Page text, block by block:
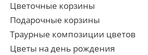
Цветочные корзины
Подарочные корзины
Траурные композиции цветов
Цветы на день рождения